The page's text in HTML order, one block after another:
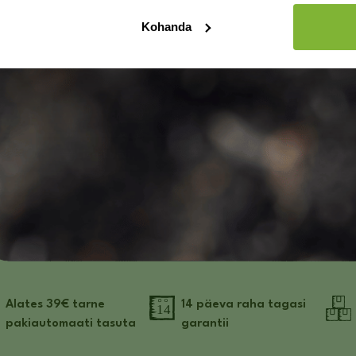
Kohanda
Lager 1,7kg
stardikomplekt
Box, 23 L
Alates 39€ tarne
pakiautomaati tasuta
14 päeva raha tagasi
garantii